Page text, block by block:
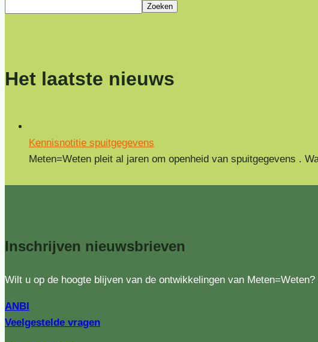
Zoeken
Het laatste nieuws
Kennisnotitie spuitgegevens
Meten=Weten pleit al jaren om openheid van spuitgegevens .
Inschrijven nieuwsbrieven
Wilt u op de hoogte blijven van de ontwikkelingen van
ANBI
Veelgestelde vragen